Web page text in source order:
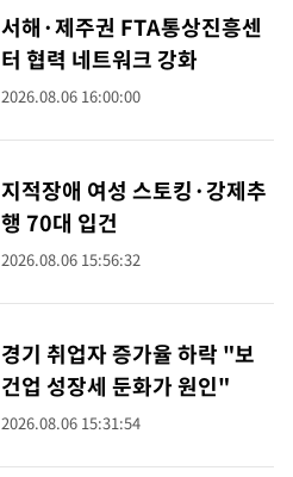
서해·제주권 FTA통상진흥센
터 협력 네트워크 강화
2026.08.06 16:00:00
지적장애 여성 스토킹·강제추
행 70대 입건
2026.08.06 15:56:32
경기 취업자 증가율 하락 "보
건업 성장세 둔화가 원인"
2026.08.06 15:31:54